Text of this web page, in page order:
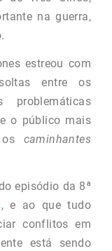
na guerra,
estreou com
entre os
problemáticas
o público mais
os caminhantes
episódio da 8ª
, e ao que tudo
conflitos em
está sendo